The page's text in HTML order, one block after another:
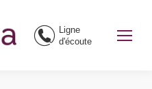
Ligne
d'écoute